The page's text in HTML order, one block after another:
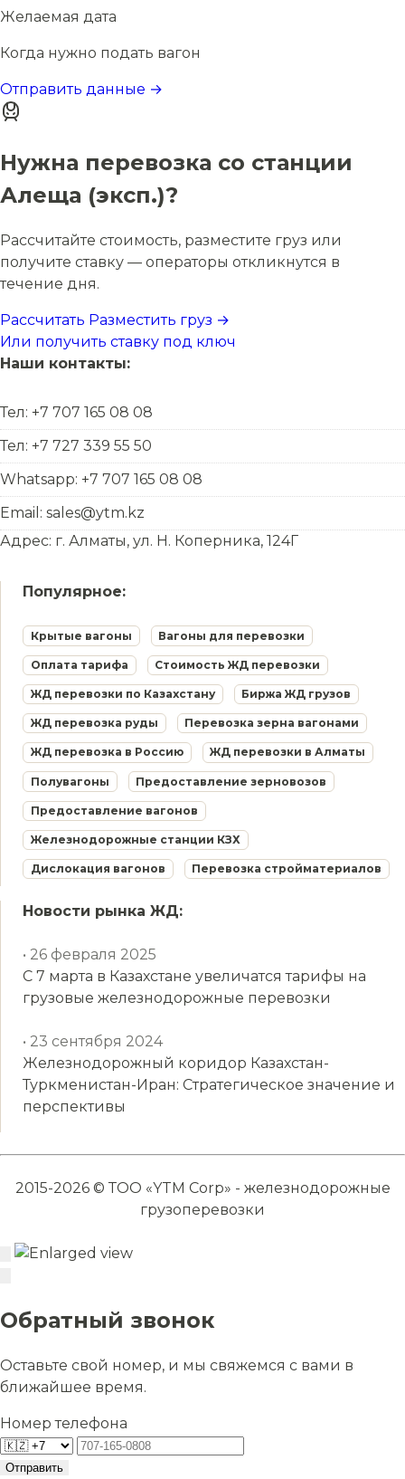
Желаемая дата
Когда нужно подать вагон
Отправить данные →
Нужна перевозка со станции
Алеща (эксп.)?
Рассчитайте стоимость, разместите груз или
получите ставку — операторы откликнутся в
течение дня.
Рассчитать Разместить груз →
Или получить ставку под ключ
Наши контакты:
Тел: +7 707 165 08 08
Тел: +7 727 339 55 50
Whatsapp: +7 707 165 08 08
Email: sales@ytm.kz
Адрес: г. Алматы, ул. Н. Коперника, 124Г
Популярное:
Крытые вагоны Вагоны для перевозки
Оплата тарифа Стоимость ЖД перевозки
ЖД перевозки по Казахстану Биржа ЖД грузов
ЖД перевозка руды Перевозка зерна вагонами
ЖД перевозка в Россию ЖД перевозки в Алматы
Полувагоны Предоставление зерновозов
Предоставление вагонов
Железнодорожные станции КЗХ
Дислокация вагонов Перевозка стройматериалов
Новости рынка ЖД:
• 26 февраля 2025
С 7 марта в Казахстане увеличатся тарифы на
грузовые железнодорожные перевозки
• 23 сентября 2024
Железнодорожный коридор Казахстан-
Туркменистан-Иран: Стратегическое значение и
перспективы
2015-2026 © ТОО «YTM Corp» - железнодорожные
грузоперевозки
Обратный звонок
Оставьте свой номер, и мы свяжемся с вами в
ближайшее время.
Номер телефона
Отправить